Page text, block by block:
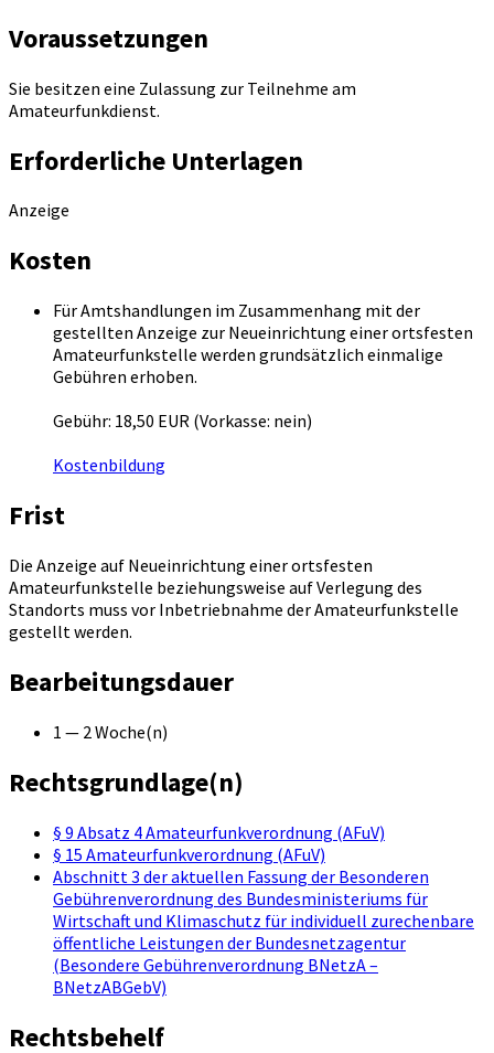
Voraussetzungen
Sie besitzen eine Zulassung zur Teilnehme am
Amateurfunkdienst.
Erforderliche Unterlagen
Anzeige
Kosten
Für Amtshandlungen im Zusammenhang mit der
gestellten Anzeige zur Neueinrichtung einer ortsfesten
Amateurfunkstelle werden grundsätzlich einmalige
Gebühren erhoben.
Gebühr: 18,50 EUR (Vorkasse: nein)
Kostenbildung
Frist
Die Anzeige auf Neueinrichtung einer ortsfesten
Amateurfunkstelle beziehungsweise auf Verlegung des
Standorts muss vor Inbetriebnahme der Amateurfunkstelle
gestellt werden.
Bearbeitungsdauer
1 — 2 Woche(n)
Rechtsgrundlage(n)
§ 9 Absatz 4 Amateurfunkverordnung (AFuV)
§ 15 Amateurfunkverordnung (AFuV)
Abschnitt 3 der aktuellen Fassung der Besonderen
Gebührenverordnung des Bundesministeriums für
Wirtschaft und Klimaschutz für individuell zurechenbare
öffentliche Leistungen der Bundesnetzagentur
(Besondere Gebührenverordnung BNetzA –
BNetzABGebV)
Rechtsbehelf